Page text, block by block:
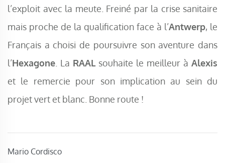
Mario Cordisco
l’exploit avec la meute. Freiné par la crise sanitaire
mais proche de la qualification face à l’Antwerp, le
Français a choisi de poursuivre son aventure dans
l’Hexagone . La RAAL souhaite le meilleur à Alexis
et le remercie pour son implication au sein du
projet vert et blanc. Bonne route !